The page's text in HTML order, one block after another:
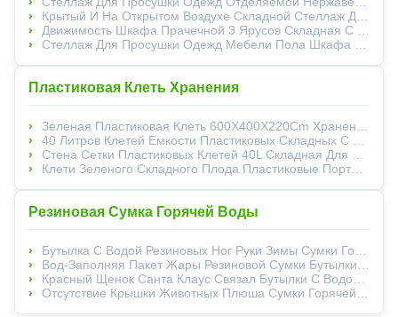
Крытый И На Открытом Воздухе Складной Стеллаж Для Просушки Одежд Со Стальным Телом Сплава
Движимость Шкафа Прачечной 3 Ярусов Складная С Колесами И Крюками
Стеллаж Для Просушки Одежд Мебели Пола Шкафа Ботинка Складной Многофункциональный
Пластиковая Клеть Хранения
Зеленая Пластиковая Клеть 600X400X220Cm Хранения Для Овоща Плода
40 Литров Клетей Емкости Пластиковых Складных С Ручками Отверстия
Стена Сетки Пластиковых Клетей 40L Складная Для Оборачиваемости И Хранения
Клети Зеленого Складного Плода Пластиковые Портативные Для Домашних Покупок
Резиновая Сумка Горячей Воды
Бутылка С Водой Резиновых Ног Руки Зимы Сумки Горячей Воды 1000Ml Толстых Более Теплая
Вод-Заполняя Пакет Жары Резиновой Сумки Бутылки С Водой Силикона Горячей Горячий Теплый
Красный Щенок Санта Клаус Связал Бутылки С Водой Крышек Горячие Для Продвижения Зимы Теплого
Отсутствие Крышки Животных Плюша Сумки Горячей Воды Легковеса Утечки Резиновой